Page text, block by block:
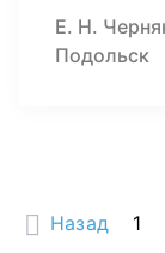
Е. Н.
Подольск
Назад 1